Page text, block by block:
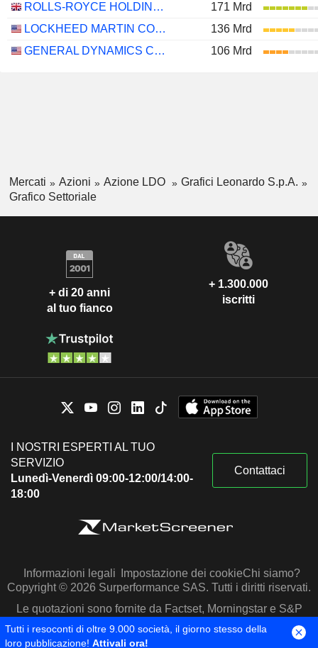
ROLLS-ROYCE HOLDINGS PLC
171 Mrd
LOCKHEED MARTIN CORPORATION
136 Mrd
GENERAL DYNAMICS CORPORATION
106 Mrd
Mercati Azioni Azione LDO
Grafici Leonardo S.p.A.
Grafico Settoriale
+ di 20 anni
al tuo fianco
+ 1.300.000
iscritti
I NOSTRI ESPERTI AL TUO
SERVIZIO
Lunedì-Venerdì 09:00-12:00/14:00-
18:00
Contattaci
Informazioni legali Impostazione dei cookieChi siamo?
Copyright © 2026 Surperformance SAS. Tutti i diritti riservati.
Le quotazioni sono fornite da Factset, Morningstar e S&P
Capital IQ
Tutti i resoconti di oltre 9.000 società, il giorno stesso della
loro pubblicazione! Attivali ora!